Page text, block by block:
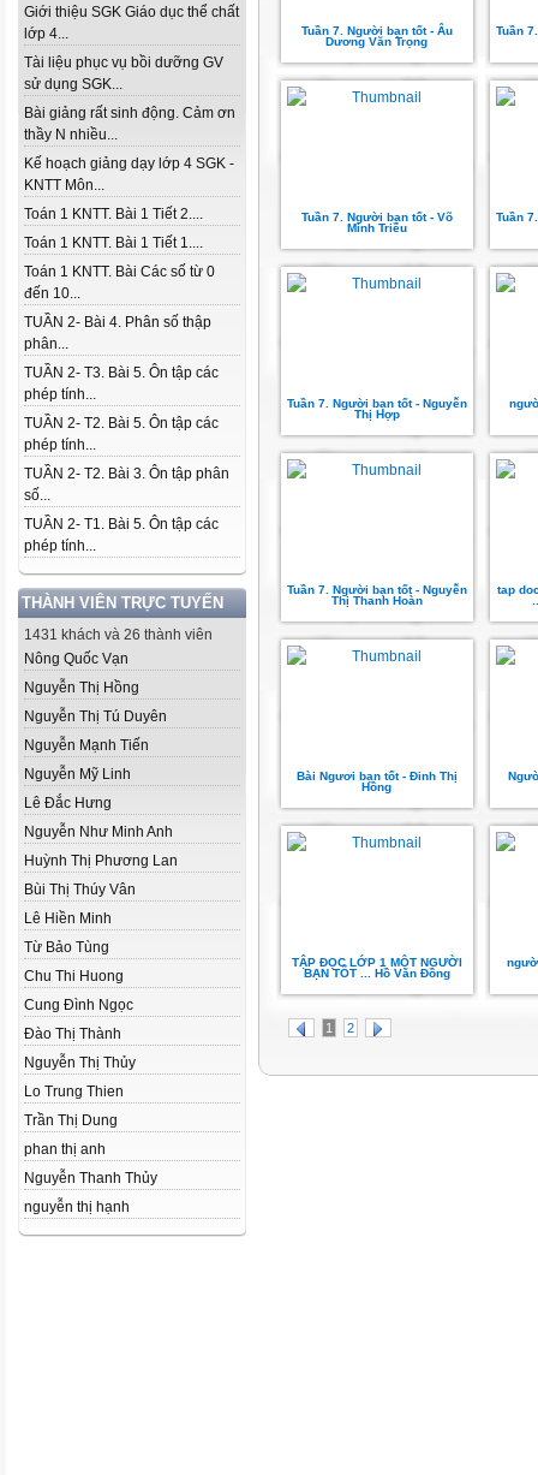
Giới thiệu SGK Giáo dục thể chất
lớp 4...
Tài liệu phục vụ bồi dưỡng GV
sử dụng SGK...
Bài giảng rất sinh động. Cảm ơn
thầy N nhiều...
Kế hoạch giảng dạy lớp 4 SGK -
KNTT Môn...
Toán 1 KNTT. Bài 1 Tiết 2....
Toán 1 KNTT. Bài 1 Tiết 1....
Toán 1 KNTT. Bài Các số từ 0
đến 10...
TUẦN 2- Bài 4. Phân số thập
phân...
TUẦN 2- T3. Bài 5. Ôn tập các
phép tính...
TUẦN 2- T2. Bài 5. Ôn tập các
phép tính...
TUẦN 2- T2. Bài 3. Ôn tập phân
số...
TUẦN 2- T1. Bài 5. Ôn tập các
phép tính...
THÀNH VIÊN TRỰC TUYẾN
1431 khách và 26 thành viên
Nông Quốc Vạn
Nguyễn Thị Hồng
Nguyễn Thị Tú Duyên
Nguyễn Mạnh Tiến
Nguyễn Mỹ Linh
Lê Đắc Hưng
Nguyễn Như Minh Anh
Huỳnh Thị Phương Lan
Bùi Thị Thúy Vân
Lê Hiền Minh
Từ Bảo Tùng
Chu Thi Huong
Cung Đình Ngọc
Đào Thị Thành
Nguyễn Thị Thủy
Lo Trung Thien
Trần Thị Dung
phan thị anh
Nguyễn Thanh Thủy
nguyễn thị hạnh
Tuần 7. Người bạn tốt - Âu
Dương Văn Trọng
Tuần
Tuần 7. Người bạn tốt - Võ
Minh Triều
Tuần
Tuần 7. Người bạn tốt - Nguyễn
Thị Hợp
Tuần 7. Người bạn tốt - Nguyễn
Thị Thanh Hoàn
tap
Bài Ngươi bạn tốt - Đinh Thị
Hồng
TẬP ĐỌC LỚP 1 MỘT NGƯỜI
BẠN TỐT ... Hồ Văn Đồng
1 2